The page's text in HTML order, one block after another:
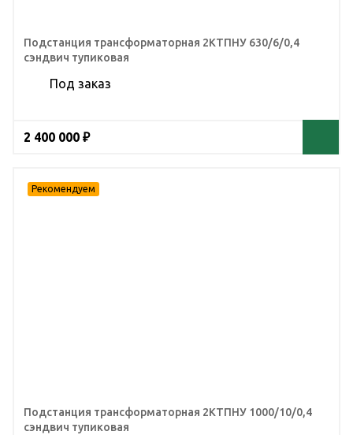
Подстанция трансформаторная 2КТПНУ 630/6/0,4
сэндвич тупиковая
Под заказ
2 400 000 ₽
Подстанция трансформаторная 2КТПНУ 1000/10/0,4
сэндвич тупиковая